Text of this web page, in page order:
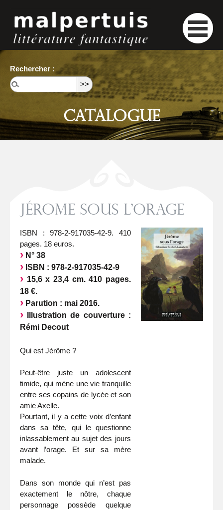
Catalogue
Rechercher :
Jérome sous l’orage
ISBN : 978-2-917035-42-9. 410
pages. 18 euros.
N° 38
ISBN : 978-2-917035-42-9
15,6 x 23,4 cm. 410 pages.
18 €.
Parution : mai 2016.
Illustration de couverture :
Rémi Decout
Qui est Jérôme ?
Peut-être juste un adolescent
timide, qui mène une vie tranquille
entre ses copains de lycée et son
amie Axelle.
Pourtant, il y a cette voix d’enfant
dans sa tête, qui le questionne
inlassablement au sujet des jours
avant l’orage. Et sur sa mère
malade.
Dans son monde qui n’est pas
exactement le nôtre, chaque
personnage possède quelque